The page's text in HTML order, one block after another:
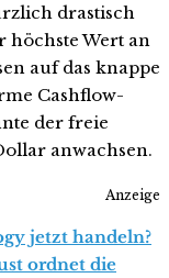
drastisch
höchste Wert an
auf das knappe
Cashflow-
der freie
anwachsen.
Anzeige
jetzt handeln?
ordnet die